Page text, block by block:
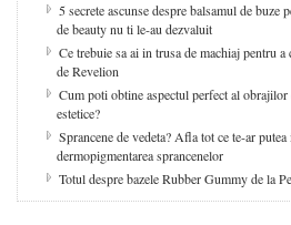
5 secrete ascunse despre balsamul de buze
de beauty nu ti le-au dezvaluit
Ce trebuie sa ai in trusa de machiaj pentru
de Revelion
Cum poti obtine aspectul perfect al
estetice?
Sprancene de vedeta? Afla tot ce te-ar putea
dermopigmentarea sprancenelor
Totul despre bazele Rubber Gummy de la